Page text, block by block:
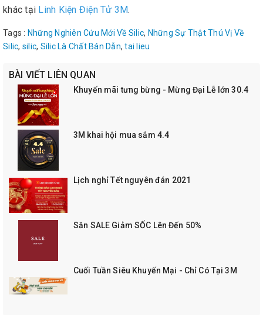
khác tại Linh Kiện Điện Tử 3M.
Tags : Những Nghiên Cứu Mới Về Silic, Những Sự Thật Thú Vị Về
Silic, silic, Silic Là Chất Bán Dẫn,tai lieu
BÀI VIẾT LIÊN QUAN
Khuyến mãi tưng bừng - Mừng Đại Lễ lớn 30.4
3M khai hội mua sắm 4.4
Lịch nghỉ Tết nguyên đán 2021
Săn SALE Giảm SỐC Lên Đến 50%
Cuối Tuần Siêu Khuyến Mại - Chỉ Có Tại 3M